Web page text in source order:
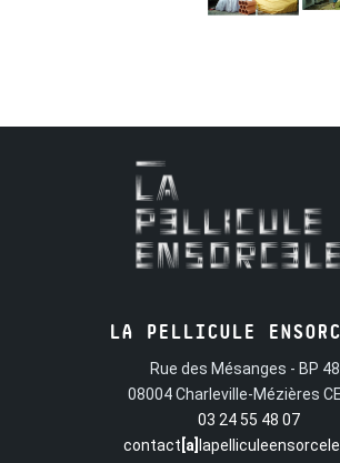
LA PELLICULE
Rue des Mésanges - BP
08004 Charleville-Mézières
03 24 55 48 07
contact [a]